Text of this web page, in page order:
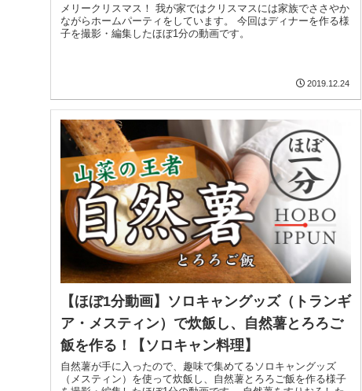
メリークリスマス！ 我が家ではクリスマスには家族でささやか
ながらホームパーティをしています。 今回はディナーを作る様
子を撮影・編集したほぼ1分の動画です。
2019.12.24
【ほぼ1分動画】ソロキャングッズ（トランギ
ア・メスティン）で炊飯し、自然薯とろろご
飯を作る！【ソロキャン料理】
自然薯が手に入ったので、趣味で集めてるソロキャングッズ
（メスティン）を使って炊飯し、自然薯とろろご飯を作る様子